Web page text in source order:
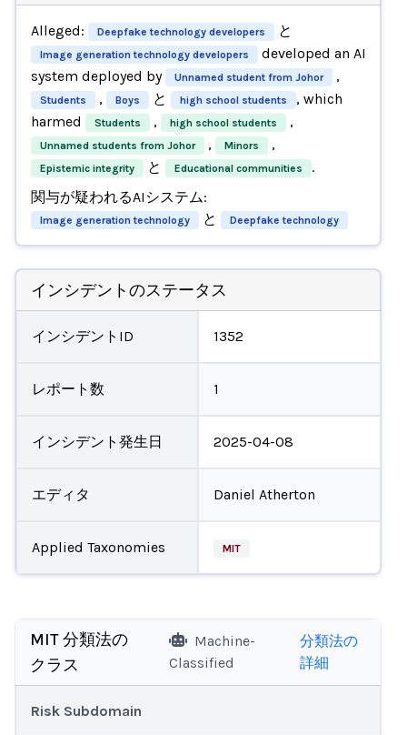
Alleged: Deepfake technology developers と
Image generation technology developers
developed an AI
system deployed by
Unnamed student from Johor ,
Students , Boys と high school students
, which
harmed
Students , high school students ,
Unnamed students from Johor , Minors ,
Epistemic integrity と Educational communities
.
関与が疑われるAIシステム:
Image generation technology と Deepfake technology
インシデントのステータス
インシデントID 1352
レポート数 1
インシデント発生日 2025-04-08
エディタ Daniel Atherton
Applied Taxonomies MIT
MIT 分類法の
クラス
Machine-
Classified
分類法の
詳細
Risk Subdomain